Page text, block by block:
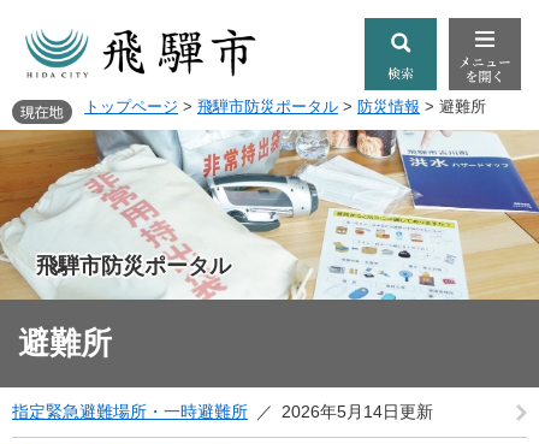
トップページ > 飛騨市防災ポータル > 防災情報 > 避難所
飛騨市防災ポータル
避難所
指定緊急避難場所・一時避難所 2026年5月14日更新